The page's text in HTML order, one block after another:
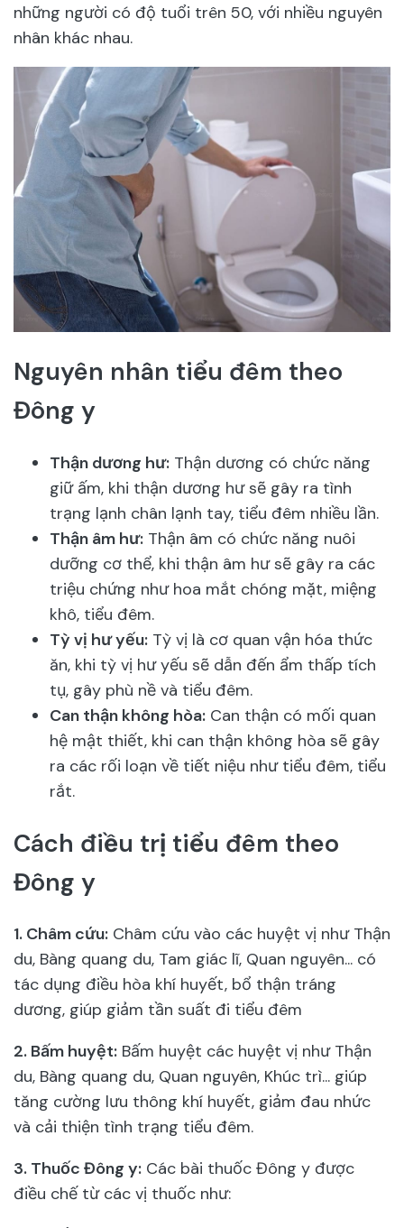
những người có độ tuổi trên 50, với nhiều nguyên
nhân khác nhau.
Nguyên nhân tiểu đêm theo
Đông y
Thận dương hư: Thận dương có chức năng
giữ ấm, khi thận dương hư sẽ gây ra tình
trạng lạnh chân lạnh tay, tiểu đêm nhiều lần.
Thận âm hư: Thận âm có chức năng nuôi
dưỡng cơ thể, khi thận âm hư sẽ gây ra các
triệu chứng như hoa mắt chóng mặt, miệng
khô, tiểu đêm.
Tỳ vị hư yếu: Tỳ vị là cơ quan vận hóa thức
ăn, khi tỳ vị hư yếu sẽ dẫn đến ẩm thấp tích
tụ, gây phù nề và tiểu đêm.
Can thận không hòa: Can thận có mối quan
hệ mật thiết, khi can thận không hòa sẽ gây
ra các rối loạn về tiết niệu như tiểu đêm, tiểu
rắt.
Cách điều trị tiểu đêm theo
Đông y
1. Châm cứu: Châm cứu vào các huyệt vị như Thận
du, Bàng quang du, Tam giác lĩ, Quan nguyên... có
tác dụng điều hòa khí huyết, bổ thận tráng
dương, giúp giảm tần suất đi tiểu đêm
2. Bấm huyệt: Bấm huyệt các huyệt vị như Thận
du, Bàng quang du, Quan nguyên, Khúc trì... giúp
tăng cường lưu thông khí huyết, giảm đau nhức
và cải thiện tình trạng tiểu đêm.
3. Thuốc Đông y: Các bài thuốc Đông y được
điều chế từ các vị thuốc như: